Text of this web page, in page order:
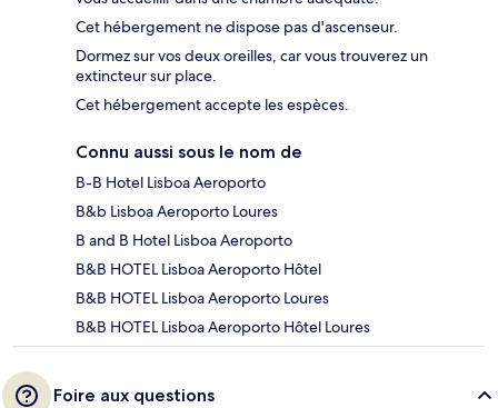
Cet hébergement ne dispose pas d'ascenseur.
Dormez sur vos deux oreilles, car vous trouverez un
extincteur sur place.
Cet hébergement accepte les espèces.
Connu aussi sous le nom de
B-B Hotel Lisboa Aeroporto
B&b Lisboa Aeroporto Loures
B and B Hotel Lisboa Aeroporto
B&B HOTEL Lisboa Aeroporto Hôtel
B&B HOTEL Lisboa Aeroporto Loures
B&B HOTEL Lisboa Aeroporto Hôtel Loures
Foire aux questions